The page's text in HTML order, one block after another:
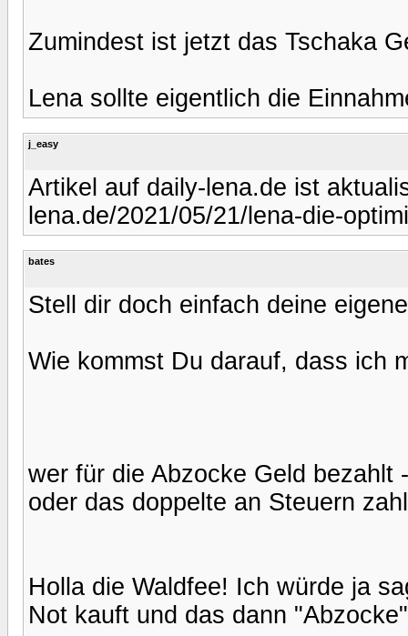
Zumindest ist jetzt das Tschaka
Lena sollte eigentlich die
j_easy
Artikel auf daily-lena.de ist
lena.de/2021/05/21/lena-die-
bates
Stell dir doch einfach deine
Wie kommst Du darauf, dass ich
wer für die Abzocke Geld bezahlt
oder das doppelte an Steuern
Holla die Waldfee! Ich würde ja
Not kauft und das dann